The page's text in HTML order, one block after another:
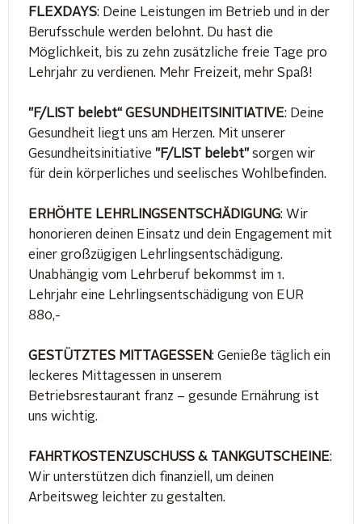
FLEXDAYS: Deine Leistungen im Betrieb und in der
Berufsschule werden belohnt. Du hast die
Möglichkeit, bis zu zehn zusätzliche freie Tage pro
Lehrjahr zu verdienen. Mehr Freizeit, mehr Spaß!
"F/LIST belebt“ GESUNDHEITSINITIATIVE: Deine
Gesundheit liegt uns am Herzen. Mit unserer
Gesundheitsinitiative "F/LIST belebt" sorgen wir
für dein körperliches und seelisches Wohlbefinden.
ERHÖHTE LEHRLINGSENTSCHÄDIGUNG: Wir
honorieren deinen Einsatz und dein Engagement mit
einer großzügigen Lehrlingsentschädigung.
Unabhängig vom Lehrberuf bekommst im 1.
Lehrjahr eine Lehrlingsentschädigung von EUR
880,-
GESTÜTZTES MITTAGESSEN: Genieße täglich ein
leckeres Mittagessen in unserem
Betriebsrestaurant franz – gesunde Ernährung ist
uns wichtig.
FAHRTKOSTENZUSCHUSS & TANKGUTSCHEINE:
Wir unterstützen dich finanziell, um deinen
Arbeitsweg leichter zu gestalten.